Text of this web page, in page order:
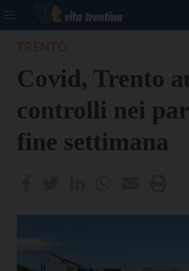
Covid, Trento
controlli nei
fine settimana